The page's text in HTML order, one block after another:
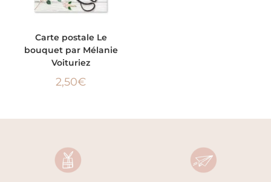
Carte postale Le
bouquet par Mélanie
Voituriez
2,50€